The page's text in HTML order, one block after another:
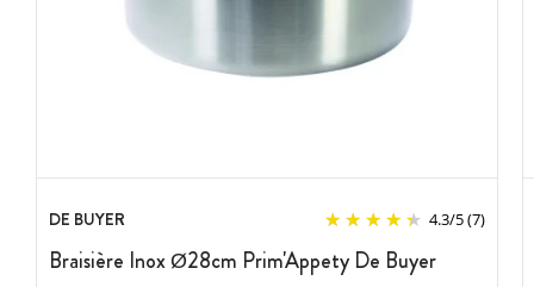
DE BUYER 4.3/5(7)
Braisière Inox Ø28cm Prim'Appety De Buyer